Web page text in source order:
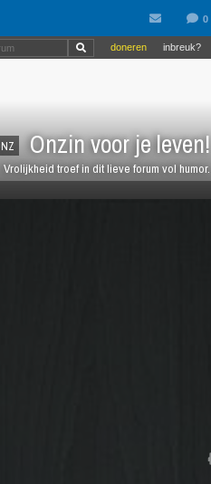
Onzin voor je leven!
Vrolijkheid troef in dit lieve forum vol humor.
inbreuk?
doneren